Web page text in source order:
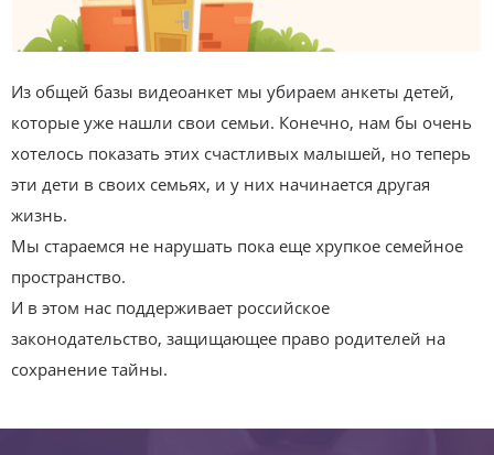
Из общей базы видеоанкет мы убираем анкеты детей,
которые уже нашли свои семьи. Конечно, нам бы очень
хотелось показать этих счастливых малышей, но теперь
эти дети в своих семьях, и у них начинается другая
жизнь.
Мы стараемся не нарушать пока еще хрупкое семейное
пространство.
И в этом нас поддерживает российское
законодательство, защищающее право родителей на
сохранение тайны.